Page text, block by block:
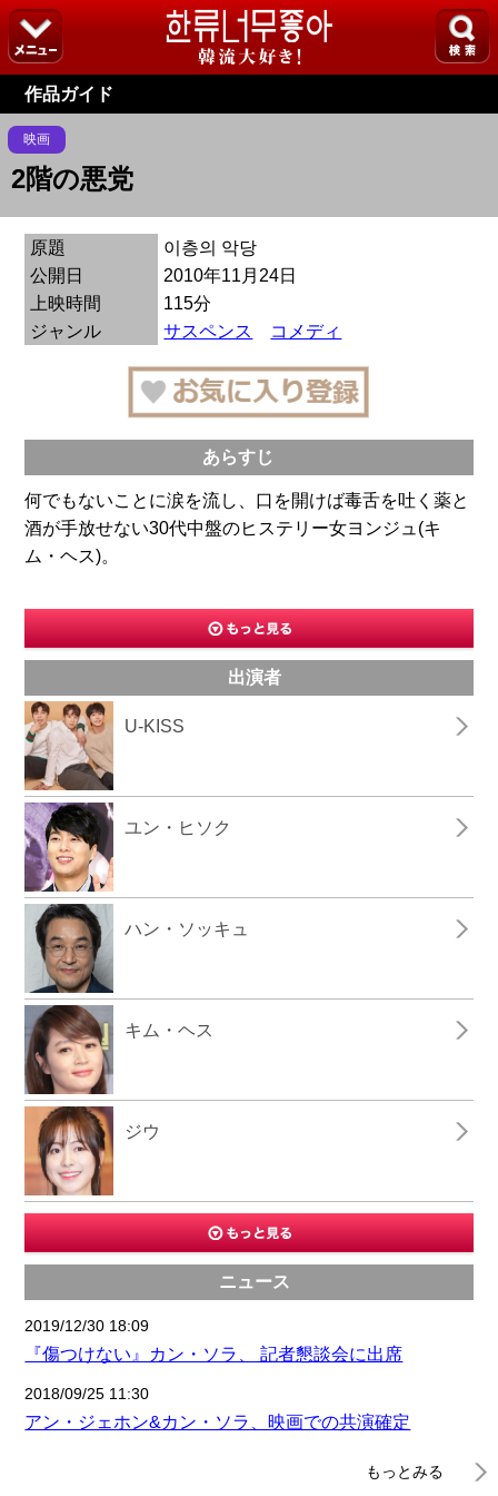
作品ガイド
映画
2階の悪党
原題
이층의 악당
公開日
2010年11月24日
上映時間
115分
ジャンル
サスペンス コメディ
あらすじ
何でもないことに涙を流し、口を開けば毒舌を吐く薬と
酒が手放せない30代中盤のヒステリー女ヨンジュ(キ
ム・ヘス)。
出演者
U-KISS
ユン・ヒソク
ハン・ソッキュ
キム・ヘス
ジウ
ニュース
2019/12/30 18:09
『傷つけない』カン・ソラ、 記者懇談会に出席
2018/09/25 11:30
アン・ジェホン&カン・ソラ、映画での共演確定
もっとみる